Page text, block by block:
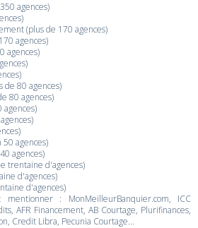
agences)
(plus de 170 agences)
agences)
agences)
de 80 agences)
80 agences)
agences)
agences)
agences)
trentaine d'agences)
d'agences)
d'agences)
: MonMeilleurBanquier.com, ICC
AFR Financement, AB Courtage, Plurifinances,
Credit Libra, Pecunia Courtage...